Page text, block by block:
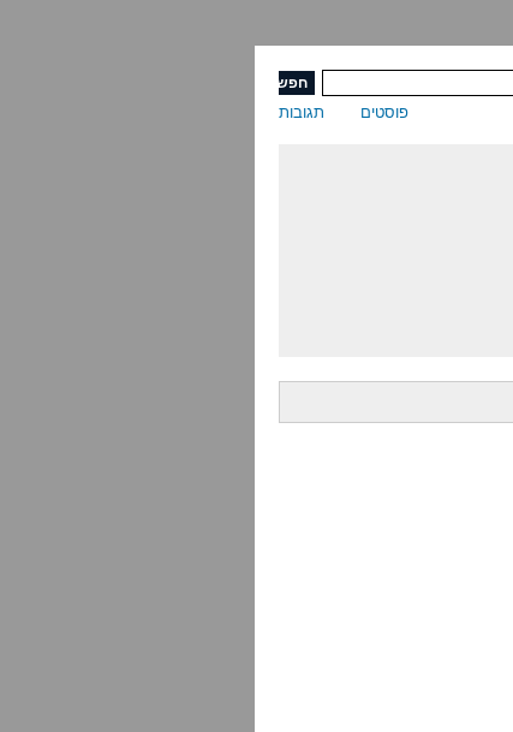
תגובות פוסטים